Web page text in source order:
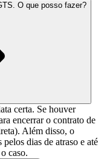
O que posso fazer?
certa. Se houver
encerrar o contrato de
Além disso, o
dias de atraso e até
caso.